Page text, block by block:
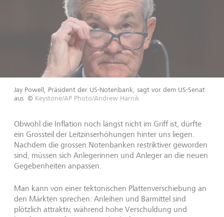
Jay Powell, Präsident der US-Notenbank, sagt vor dem US-Senat
aus © Keystone/AP Photo/Andrew Harnik
Obwohl die Inflation noch längst nicht im Griff ist, dürfte
ein Grossteil der Leitzinserhöhungen hinter uns liegen.
Nachdem die grossen Notenbanken restriktiver geworden
sind, müssen sich Anlegerinnen und Anleger an die neuen
Gegebenheiten anpassen.
Man kann von einer tektonischen Plattenverschiebung an
den Märkten sprechen: Anleihen und Barmittel sind
plötzlich attraktiv, während hohe Verschuldung und